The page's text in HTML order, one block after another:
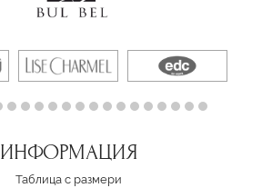
ИНФОРМАЦИЯ
Таблица с размери